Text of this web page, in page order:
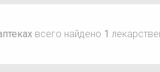
всего найдено 1